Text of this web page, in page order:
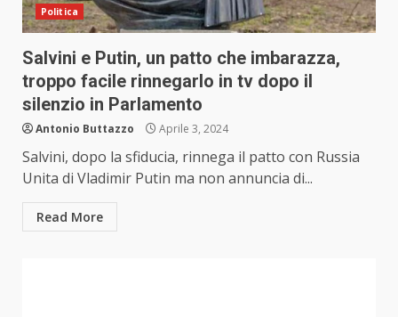
Politica
Salvini e Putin, un patto che imbarazza,
troppo facile rinnegarlo in tv dopo il
silenzio in Parlamento
Antonio Buttazzo Aprile 3, 2024
Salvini, dopo la sfiducia, rinnega il patto con Russia
Unita di Vladimir Putin ma non annuncia di...
Read More